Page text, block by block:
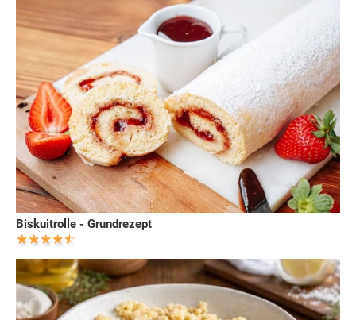
Biskuitrolle - Grundrezept